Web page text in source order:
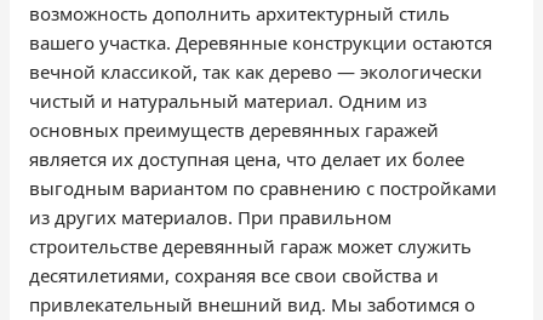
возможность дополнить архитектурный стиль
вашего участка. Деревянные конструкции остаются
вечной классикой, так как дерево — экологически
чистый и натуральный материал. Одним из
основных преимуществ деревянных гаражей
является их доступная цена, что делает их более
выгодным вариантом по сравнению с постройками
из других материалов. При правильном
строительстве деревянный гараж может служить
десятилетиями, сохраняя все свои свойства и
привлекательный внешний вид. Мы заботимся о